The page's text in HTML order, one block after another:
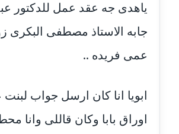
عاملة
مدونة أمل منشاوي
موقوف
عاملة
مدونة أميرة رفعت
ياهدى جه عقد عمل للدكتور
جابه الاستاذ مصطفى البكرى
عمى فريده ..
ابويا انا كان ارسل جواب
اوراق بابا وكان قاللى